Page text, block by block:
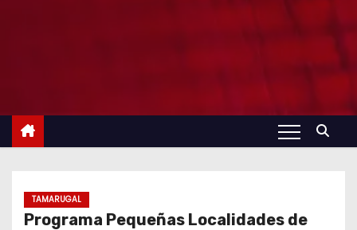
TAMARUGAL
Programa Pequeñas Localidades de